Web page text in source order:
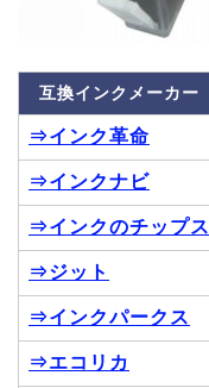
互換インクメーカー
⇒インク革命
⇒インクナビ
⇒インクのチップス
⇒ジット
⇒インクパークス
⇒エコリカ